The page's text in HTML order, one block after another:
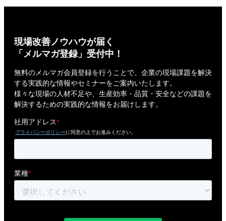
現場改善ノウハウが届く
「メルマガ登録」受付中！
無料のメルマガ会員登録を行うことで、企業の現場課題を解決
する実践的な情報やセミナーをご案内いたします。
様々な現場の人材不足や、生産効率・品質・安全などの課題を
解決するための実践的な情報をお届けします。